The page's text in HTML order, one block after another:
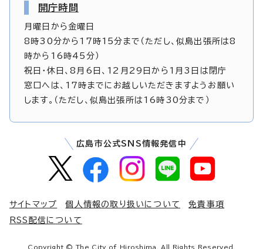
開庁時間
月曜日から金曜日
8時30分から17時15分まで（ただし、似島出張所は8
時から16時45分）
祝日・休日、8月6日、12月29日から1月3日は閉庁
窓口へは、17時までにお越しいただきますようお願い
します。（ただし、似島出張所は16時30分まで）
広島市公式SNS情報発信中
サイトマップ 個人情報の取り扱いについて
免責事項
RSS配信について
Copyright © The City of Hiroshima. All Rights Reserved.